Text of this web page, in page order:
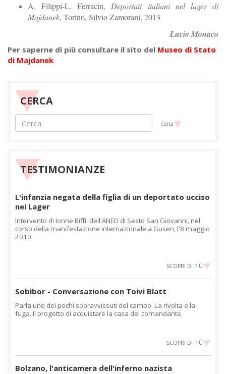
A. Filippi-L. Ferracin,Deportati italiani nel lager di
Majdanek, Torino, Silvio Zamorani, 2013
Lucio Monaco
Per saperne di più consultare il sito del Museo di Stato
di Majdanek
CERCA
Cerca
TESTIMONIANZE
L'infanzia negata della figlia di un deportato ucciso
nei Lager
Intervento di Ionne Biffi, dell'ANED di Sesto San Giovanni, nel
corso della manifestazione internazionale a Gusen, l'8 maggio
2010.
SCOPRI DI PIÙ
Sobibor - Conversazione con Toivi Blatt
Parla uno dei pochi sopravvissuti del campo. La rivolta e la
fuga. Il progetto di acquistare la casa del comandante
SCOPRI DI PIÙ
Bolzano, l'anticamera dell'inferno nazista